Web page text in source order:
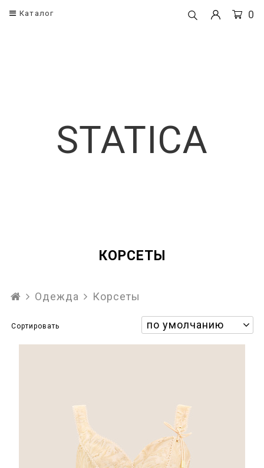
Каталог 0
STATICA
КОРСЕТЫ
Одежда Корсеты
Сортировать
Рубашки и блузы
Аксессуары
Верхняя одежда